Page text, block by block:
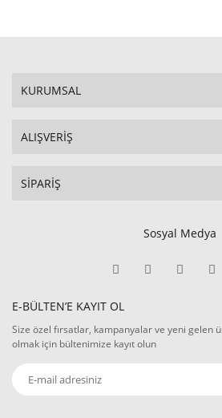
KURUMSAL
ALIŞVERİŞ
SİPARİŞ
Sosyal Medya
E-BÜLTEN’E KAYIT OL
Size özel fırsatlar, kampanyalar ve yeni gelen
olmak için bültenimize kayıt olun